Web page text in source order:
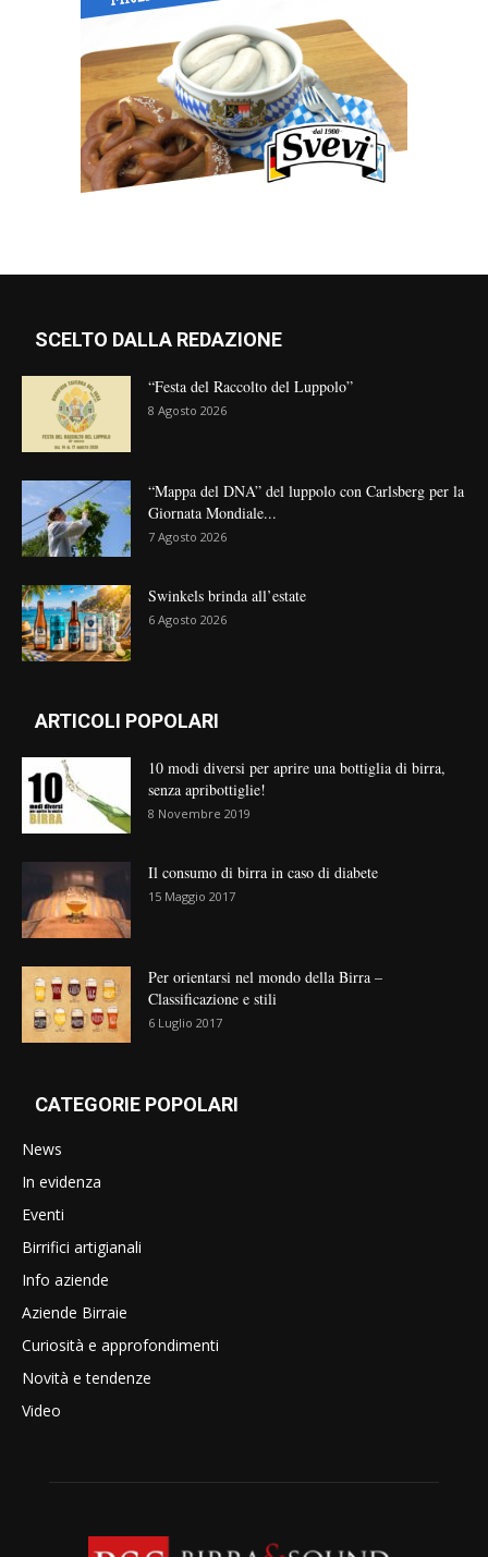
SCELTO DALLA REDAZIONE
“Festa del Raccolto del Luppolo”
8 Agosto 2026
“Mappa del DNA” del luppolo con Carlsberg per la
Giornata Mondiale...
7 Agosto 2026
Swinkels brinda all’estate
6 Agosto 2026
ARTICOLI POPOLARI
10 modi diversi per aprire una bottiglia di birra,
senza apribottiglie!
8 Novembre 2019
Il consumo di birra in caso di diabete
15 Maggio 2017
Per orientarsi nel mondo della Birra –
Classificazione e stili
6 Luglio 2017
CATEGORIE POPOLARI
News
In evidenza
Eventi
Birrifici artigianali
Info aziende
Aziende Birraie
Curiosità e approfondimenti
Novità e tendenze
Video